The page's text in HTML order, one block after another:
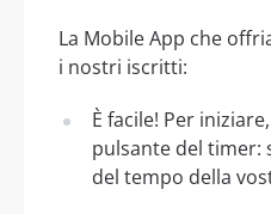
La Mobile App che
i nostri iscritti:
È facile! Per
pulsante del timer:
del tempo della